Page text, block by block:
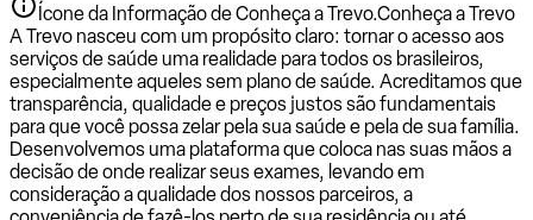
Ícone da Informação de Conheça a Trevo.Conheça a Trevo
A Trevo nasceu com um propósito claro: tornar o acesso aos
serviços de saúde uma realidade para todos os brasileiros,
especialmente aqueles sem plano de saúde. Acreditamos que
transparência, qualidade e preços justos são fundamentais
para que você possa zelar pela sua saúde e pela de sua família.
Desenvolvemos uma plataforma que coloca nas suas mãos a
decisão de onde realizar seus exames, levando em
consideração a qualidade dos nossos parceiros, a